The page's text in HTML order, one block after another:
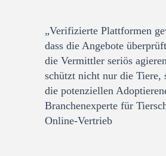
„Verifizierte Plattformen
dass die Angebote
die Vermittler seriös
schützt nicht nur die Tiere,
die potenziellen
Branchenexperte für
Online-Vertrieb